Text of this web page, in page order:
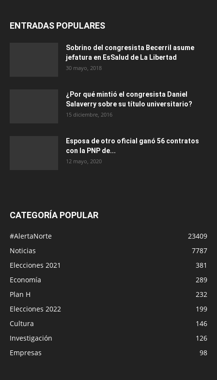
ENTRADAS POPULARES
Sobrino del congresista Becerril asume
jefatura en EsSalud de La Libertad
30 mayo, 2018
¿Por qué mintió el congresista Daniel
Salaverry sobre su título universitario?
15 diciembre, 2016
Esposa de otro oficial ganó 56 contratos
con la PNP de...
12 mayo, 2020
CATEGORÍA POPULAR
#AlertaNorte
23409
Noticias
7787
Elecciones 2021
381
Economía
289
Plan H
232
Elecciones 2022
199
Cultura
146
Investigación
126
Empresas
98